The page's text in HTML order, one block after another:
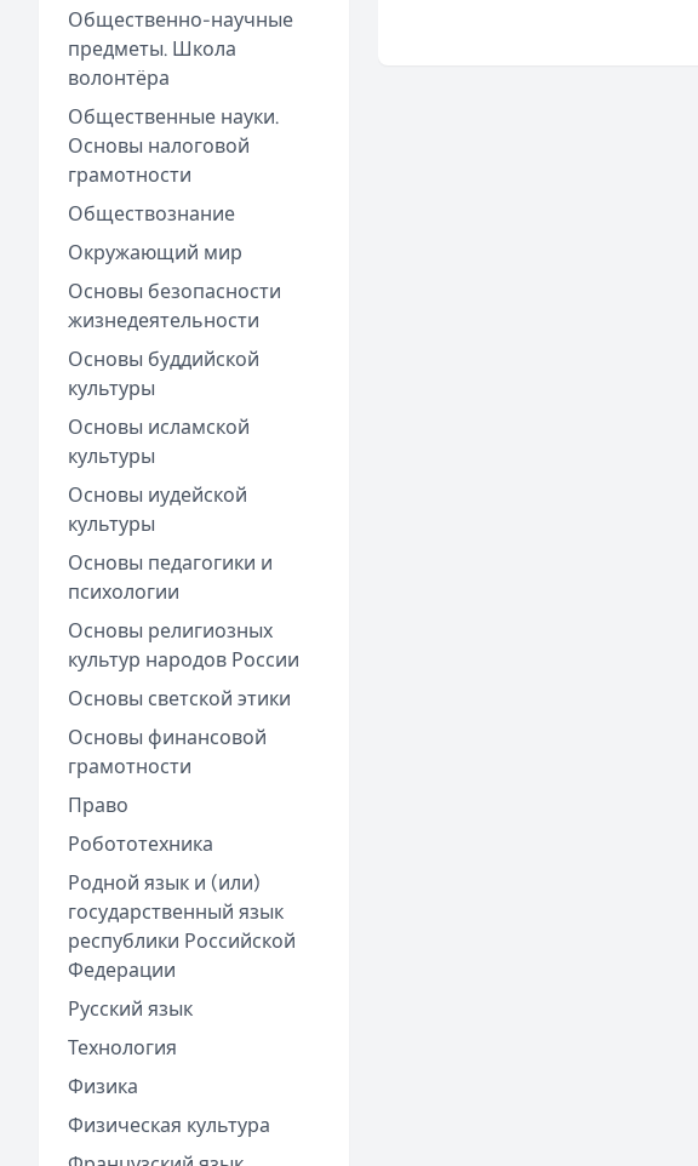
Общественно-научные
предметы. Школа
волонтёра
Общественные науки.
Основы налоговой
грамотности
Обществознание
Окружающий мир
Основы безопасности
жизнедеятельности
Основы буддийской
культуры
Основы исламской
культуры
Основы иудейской
культуры
Основы педагогики и
психологии
Основы религиозных
культур народов России
Основы светской этики
Основы финансовой
грамотности
Право
Робототехника
Родной язык и (или)
государственный язык
республики Российской
Федерации
Русский язык
Технология
Физика
Физическая культура